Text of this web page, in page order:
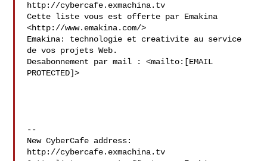
http://cybercafe.exmachina.tv
Cette liste vous est offerte par Emakina
<http://www.emakina.com/>
Emakina: technologie et creativite au service
de vos projets Web.
Desabonnement par mail : <mailto:[EMAIL
PROTECTED]>
--
New CyberCafe address:
http://cybercafe.exmachina.tv